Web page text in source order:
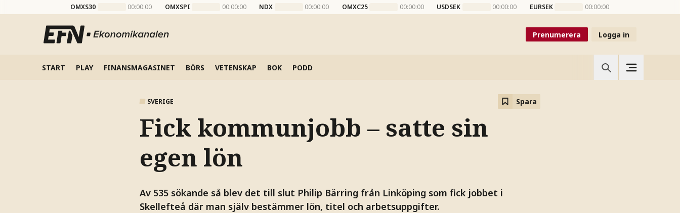
OMXS30 00:00:00 OMXSPI 00:00:00 NDX 00:00:00 OMXC25 00:00:00 USDSEK 00:00:00 EURSEK 00:00:00
Prenumerera Logga in
START PLAY FINANSMAGASINET BÖRS VETENSKAP BOK PODD
SVERIGE Spara
Fick kommunjobb – satte sin
egen lön
Av 535 sökande så blev det till slut Philip Bärring från Linköping som fick jobbet i
Skellefteå där man själv bestämmer lön, titel och arbetsuppgifter.